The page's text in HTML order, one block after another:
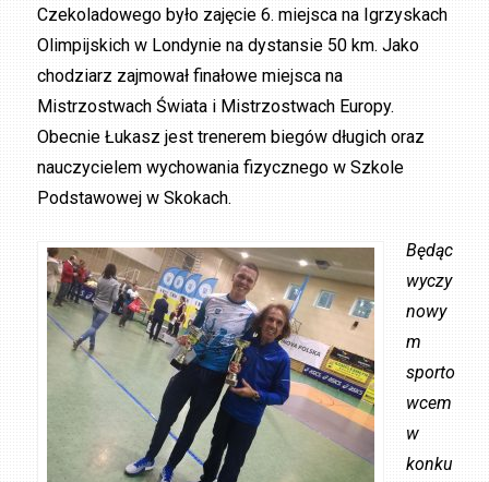
Czekoladowego było zajęcie 6. miejsca na Igrzyskach
Olimpijskich w Londynie na dystansie 50 km. Jako
chodziarz zajmował finałowe miejsca na
Mistrzostwach Świata i Mistrzostwach Europy.
Obecnie Łukasz jest trenerem biegów długich oraz
nauczycielem wychowania fizycznego w Szkole
Podstawowej w Skokach.
Będąc
wyczy
nowy
m
sporto
wcem
w
konku